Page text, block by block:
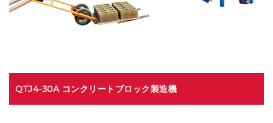
QTJ4-30A コンクリートブロック製造機